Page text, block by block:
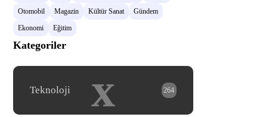
Otomobil
Magazin Kültür Sanat
Gündem
Ekonomi
Eğitim
Kategoriler
x
Teknoloji 264